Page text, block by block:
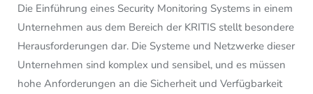
Die Einführung eines Security Monitoring Systems in einem
Unternehmen aus dem Bereich der KRITIS stellt besondere
Herausforderungen dar. Die Systeme und Netzwerke dieser
Unternehmen sind komplex und sensibel, und es müssen
hohe Anforderungen an die Sicherheit und Verfügbarkeit